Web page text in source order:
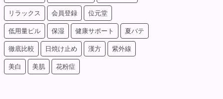
リラックス 会員登録 位元堂
低用量ピル 保湿 健康サポート 夏バテ
徹底比較 日焼け止め 漢方 紫外線
美白 美肌 花粉症